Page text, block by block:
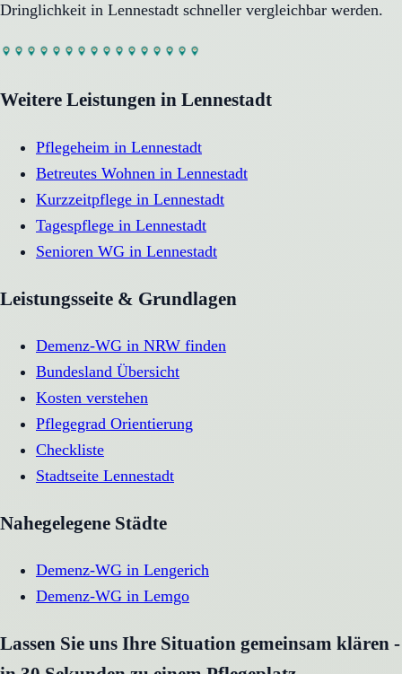
Dringlichkeit in Lennestadt schneller vergleichbar werden.
Weitere Leistungen in Lennestadt
Pflegeheim in Lennestadt
Betreutes Wohnen in Lennestadt
Kurzzeitpflege in Lennestadt
Tagespflege in Lennestadt
Senioren WG in Lennestadt
Leistungsseite & Grundlagen
Demenz-WG in NRW finden
Bundesland Übersicht
Kosten verstehen
Pflegegrad Orientierung
Checkliste
Stadtseite Lennestadt
Nahegelegene Städte
Demenz-WG in Lengerich
Demenz-WG in Lemgo
Lassen Sie uns Ihre Situation gemeinsam klären -